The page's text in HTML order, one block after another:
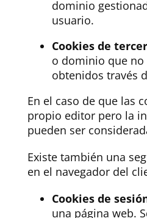
dominio
usuario.
Cookies de
o dominio que
obtenidos través
En el caso de que las
propio editor pero la
pueden ser
Existe también una
en el navegador del
Cookies de
una página web.